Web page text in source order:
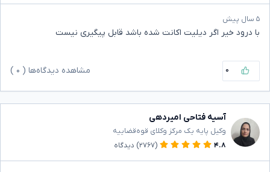
۵ سال پیش
با درود خیر اگر دیلیت اکانت شده باشد قابل پیگیری نیست
۰ مشاهده دیدگاه‌ها ( ۰
آسیه فتاحی امیردهی
وکیل پایه یک مرکز وکلای قوه‌قضاییه
۴.۸
(۲۷۶۷) دیدگاه